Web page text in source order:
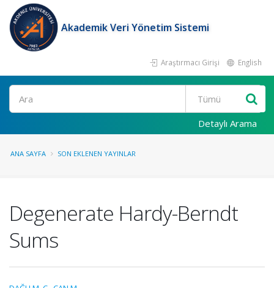
Akademik Veri Yönetim Sistemi
Araştırmacı Girişi English
Ara
Detaylı Arama
ANA SAYFA SON EKLENEN YAYINLAR
Degenerate Hardy-Berndt
Sums